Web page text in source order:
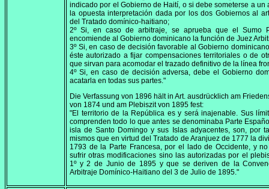
indicado por el Gobierno de Haití, o si debe someterse a un
la opuesta interpretación dada por los dos Gobiernos al
del Tratado domínico-haitiano;
2º Si, en caso de arbitraje, se aprueba que el Sumo
encomiende al Gobierno dominicano la función de Juez
3º Si, en caso de decisión favorable al Gobierno
éste autorizado a fijar compensaciones territoriales o de
que sirvan para acomodar el trazado definitivo de la línea
4º Si, en caso de decisión adversa, debe el Gobierno
acatarla en todas sus partes."
Die Verfassung von 1896 hält in Art. ausdrücklich am
von 1874 und am Plebiszit von 1895 fest:
"El territorio de la República es y será inajenable. Sus
comprenden todo lo que antes se denominaba Parte
isla de Santo Domingo y sus Islas adyacentes, son, por
mismos que en virtud del Tratado de Aranjuez de 1777 la
1793 de la Parte Francesa, por el lado de Occidente, y
sufrir otras modificaciones sino las autorizadas por el
1º y 2 de Junio de 1895 y que se deriven de la
Arbitraje Domínico-Haitiano del 3 de Julio de 1895."